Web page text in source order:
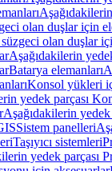
olan duşlar için
olan duşlar
Aşağıdakilerin
Batarya elemanları
Konsol yükleri
yedek parçası
Aşağıdakilerin yedek
Sistem panelleri
Taşıyıcı sistemleri
yedek parçası